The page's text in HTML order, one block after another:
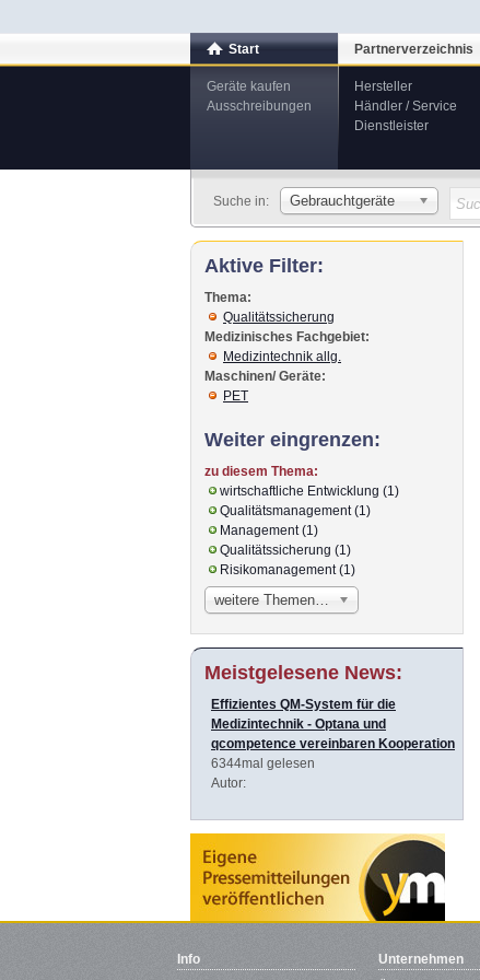
Start
Geräte kaufen
Ausschreibungen
Partnerverzeichnis
Hersteller
Händler / Service
Dienstleister
Suche in: Gebrauchtgeräte
Aktive Filter:
Thema:
Qualitätssicherung
Medizinisches Fachgebiet:
Medizintechnik allg.
Maschinen/ Geräte:
PET
Weiter eingrenzen:
zu diesem Thema:
wirtschaftliche Entwicklung (1)
Qualitätsmanagement (1)
Management (1)
Qualitätssicherung (1)
Risikomanagement (1)
weitere Themen…
Meistgelesene News:
Effizientes QM-System für die
Medizintechnik - Optana und
qcompetence vereinbaren Kooperation
6344mal gelesen
Autor:
Info
Unternehmen